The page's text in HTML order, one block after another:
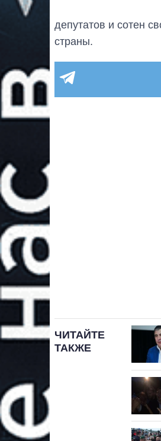
депутатов и сотен
страны.
ЧИТАЙТЕ
ТАКЖЕ